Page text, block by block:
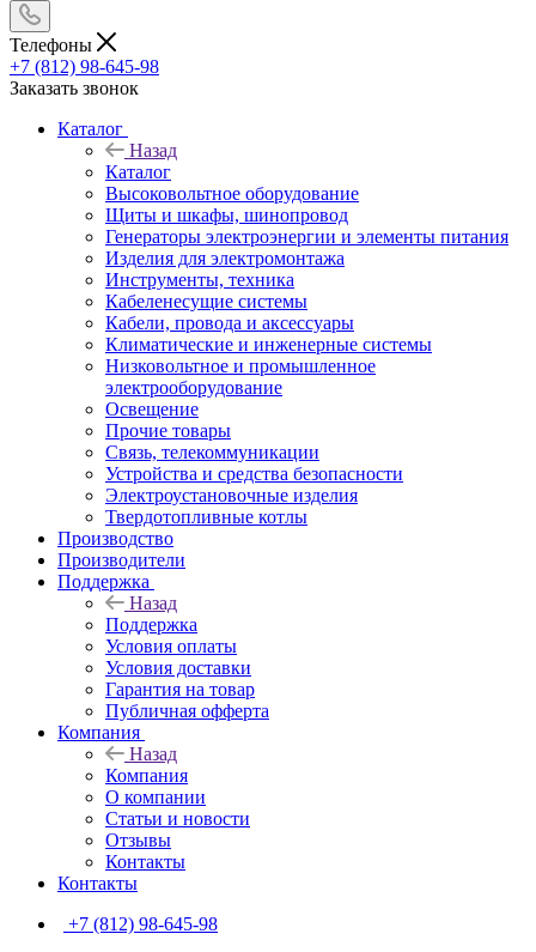
Телефоны
+7 (812) 98-645-98
Заказать звонок
Каталог
Назад
Каталог
Высоковольтное оборудование
Щиты и шкафы, шинопровод
Генераторы электроэнергии и элементы питания
Изделия для электромонтажа
Инструменты, техника
Кабеленесущие системы
Кабели, провода и аксессуары
Климатические и инженерные системы
Низковольтное и промышленное
электрооборудование
Освещение
Прочие товары
Связь, телекоммуникации
Устройства и средства безопасности
Электроустановочные изделия
Твердотопливные котлы
Производство
Производители
Поддержка
Назад
Поддержка
Условия оплаты
Условия доставки
Гарантия на товар
Публичная офферта
Компания
Назад
Компания
О компании
Статьи и новости
Отзывы
Контакты
Контакты
+7 (812) 98-645-98